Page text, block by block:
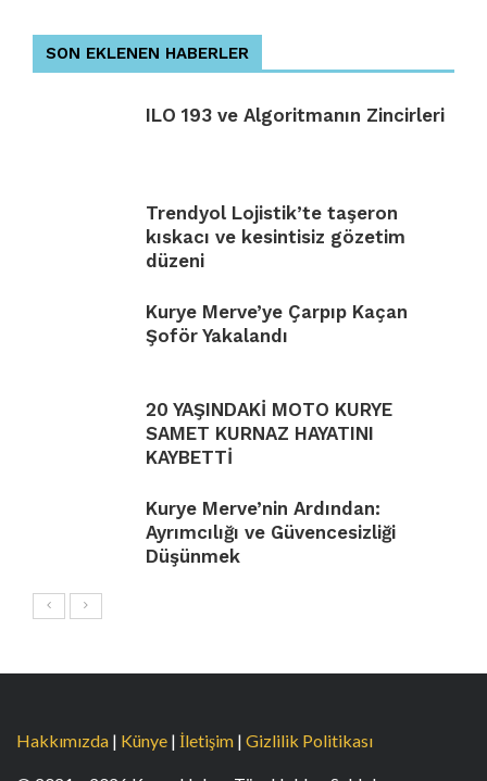
SON EKLENEN HABERLER
ILO 193 ve Algoritmanın Zincirleri
Trendyol Lojistik’te taşeron
kıskacı ve kesintisiz gözetim
düzeni
Kurye Merve’ye Çarpıp Kaçan
Şoför Yakalandı
20 YAŞINDAKİ MOTO KURYE
SAMET KURNAZ HAYATINI
KAYBETTİ
Kurye Merve’nin Ardından:
Ayrımcılığı ve Güvencesizliği
Düşünmek
Hakkımızda | Künye | İletişim | Gizlilik Politikası